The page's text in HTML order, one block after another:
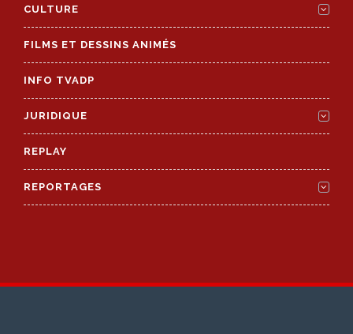
CULTURE
FILMS ET DESSINS ANIMÉS
INFO TVADP
JURIDIQUE
REPLAY
REPORTAGES